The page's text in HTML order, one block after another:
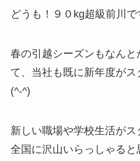
どうも！９０kg超級前川
春の引越シーズンもなんと
て、当社も既に新年度がス
(^-^)
新しい職場や学校生活が
全国に沢山いらっしゃる